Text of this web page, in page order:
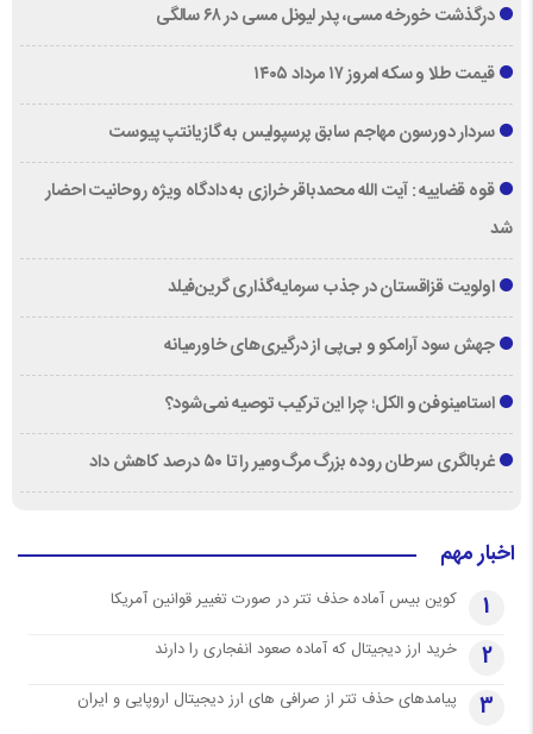
درگذشت خورخه مسی، پدر لیونل مسی در ۶۸ سالگی
قیمت طلا و سکه امروز ۱۷ مرداد ۱۴۰۵
سردار دورسون مهاجم سابق پرسپولیس به گازیانتپ پیوست
قوه قضاییه : آیت الله محمدباقر خرازی به دادگاه ویژه روحانیت احضار
شد
اولویت قزاقستان در جذب سرمایه‌گذاری گرین‌فیلد
جهش سود آرامکو و بی‌پی از درگیری‌های خاورمیانه
استامینوفن و الکل؛ چرا این ترکیب توصیه نمی‌شود؟
غربالگری سرطان روده بزرگ مرگ‌ومیر را تا ۵۰ درصد کاهش داد
اخبار مهم
1 کوین بیس آماده حذف تتر در صورت تغییر قوانین آمریکا
2 خرید ارز دیجیتال که آماده صعود انفجاری را دارند
3 پیامدهای حذف تتر از صرافی های ارز دیجیتال اروپایی و ایران